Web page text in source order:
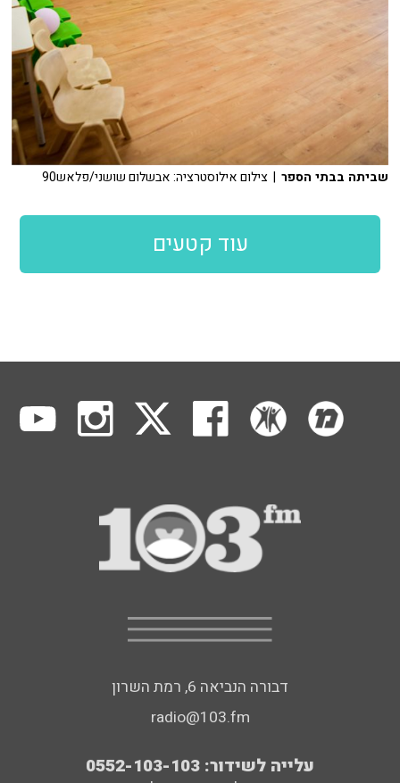
שביתה בבתי הספר | צילום אילוסטרציה: אבשלום שושני/פלאש90
עוד קטעים
דבורה הנביאה 6, רמת השרון
radio@103.fm
עלייה לשידור: 0552-103-103